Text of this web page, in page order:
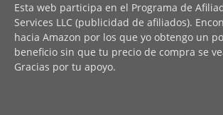
Esta web participa en el Programa de
Services LLC (publicidad de afiliados).
hacia Amazon por los que yo obtengo un
beneficio sin que tu precio de compra se
Gracias por tu apoyo.